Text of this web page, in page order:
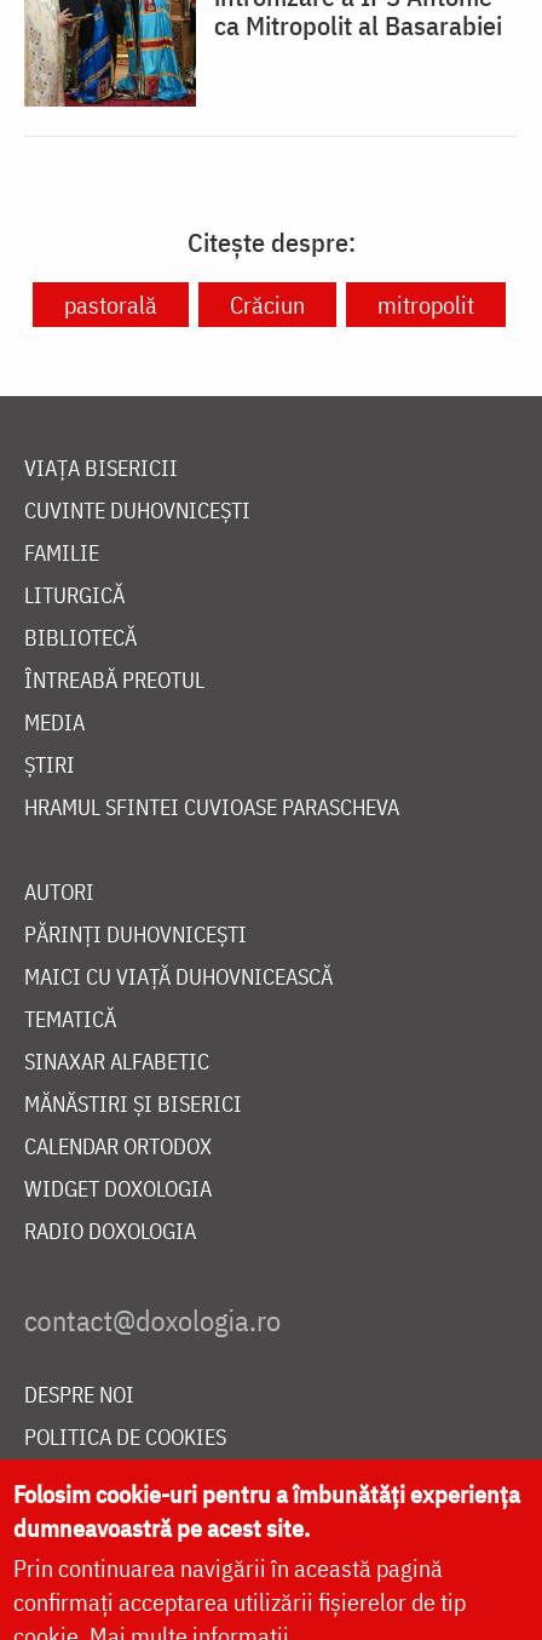
ca Mitropolit al Basarabiei
Citește despre:
pastorală Crăciun mitropolit
VIAȚA BISERICII
CUVINTE DUHOVNICEȘTI
FAMILIE
LITURGICĂ
BIBLIOTECĂ
ÎNTREABĂ PREOTUL
MEDIA
ȘTIRI
HRAMUL SFINTEI CUVIOASE PARASCHEVA
AUTORI
PĂRINȚI DUHOVNICEȘTI
MAICI CU VIAȚĂ DUHOVNICEASCĂ
TEMATICĂ
SINAXAR ALFABETIC
MĂNĂSTIRI ȘI BISERICI
CALENDAR ORTODOX
WIDGET DOXOLOGIA
RADIO DOXOLOGIA
DESPRE NOI
POLITICA DE COOKIES
DONEAZĂ ONLINE PENTRU CATEDRALA NAȚIONALĂ
LIVE
Folosim cookie-uri pentru a îmbunătăți experiența
dumneavoastră pe acest site.
Prin continuarea navigării în această pagină
confirmați acceptarea utilizării fișierelor de tip